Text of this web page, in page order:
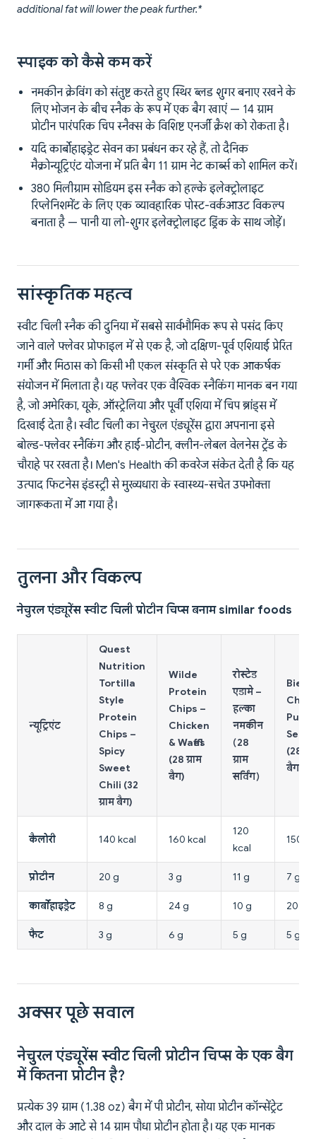
additional fat will lower the peak further.*
स्पाइक को कैसे कम करें
नमकीन क्रेविंग को संतुष्ट करते हुए स्थिर ब्लड शुगर बनाए रखने के
लिए भोजन के बीच स्नैक के रूप में एक बैग खाएं — 14 ग्राम
प्रोटीन पारंपरिक चिप स्नैक्स के विशिष्ट एनर्जी क्रैश को रोकता है।
यदि कार्बोहाइड्रेट सेवन का प्रबंधन कर रहे हैं, तो दैनिक
मैक्रोन्यूट्रिएंट योजना में प्रति बैग 11 ग्राम नेट कार्ब्स को शामिल करें।
380 मिलीग्राम सोडियम इस स्नैक को हल्के इलेक्ट्रोलाइट
रिप्लेनिशमेंट के लिए एक व्यावहारिक पोस्ट-वर्कआउट विकल्प
बनाता है — पानी या लो-शुगर इलेक्ट्रोलाइट ड्रिंक के साथ जोड़ें।
सांस्कृतिक महत्व
स्वीट चिली स्नैक की दुनिया में सबसे सार्वभौमिक रूप से पसंद किए
जाने वाले फ्लेवर प्रोफाइल में से एक है, जो दक्षिण-पूर्व एशियाई प्रेरित
गर्मी और मिठास को किसी भी एकल संस्कृति से परे एक आकर्षक
संयोजन में मिलाता है। यह फ्लेवर एक वैश्विक स्नैकिंग मानक बन गया
है, जो अमेरिका, यूके, ऑस्ट्रेलिया और पूर्वी एशिया में चिप ब्रांड्स में
दिखाई देता है। स्वीट चिली का नेचुरल एंड्यूरेंस द्वारा अपनाना इसे
बोल्ड-फ्लेवर स्नैकिंग और हाई-प्रोटीन, क्लीन-लेबल वेलनेस ट्रेंड के
चौराहे पर रखता है। Men's Health की कवरेज संकेत देती है कि यह
उत्पाद फिटनेस इंडस्ट्री से मुख्यधारा के स्वास्थ्य-सचेत उपभोक्ता
जागरूकता में आ गया है।
तुलना और विकल्प
नेचुरल एंड्यूरेंस स्वीट चिली प्रोटीन चिप्स बनाम similar foods
न्यूट्रिएंट
Quest
Nutrition
Tortilla
Style
Protein
Chips –
Spicy
Sweet
Chili (32
ग्राम बैग)
Wilde
Protein
Chips –
Chicken
& Waffles
(28 ग्राम
बैग)
रोस्टेड
एडामे –
हल्का
नमकीन
(28
ग्राम
सर्विंग)
Biena
Puffs
Sea
(28
बैग)
कैलोरी 140 kcal 160 kcal
120
kcal
150
प्रोटीन 20 g 3 g 11 g 7 g
कार्बोहाइड्रेट 8 g 24 g 10 g 20 g
फैट 3 g 6 g 5 g 5 g
अक्सर पूछे सवाल
नेचुरल एंड्यूरेंस स्वीट चिली प्रोटीन चिप्स के एक बैग
में कितना प्रोटीन है?
प्रत्येक 39 ग्राम (1.38 oz) बैग में पी प्रोटीन, सोया प्रोटीन कॉन्सेंट्रेट
और दाल के आटे से 14 ग्राम पौधा प्रोटीन होता है। यह एक मानक